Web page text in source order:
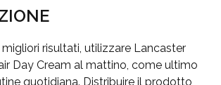
risultati, utilizzare Lancaster
Day Cream al mattino, come ultimo
quotidiana. Distribuire il prodotto